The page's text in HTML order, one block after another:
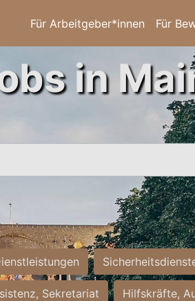
Für Arbeitgeber*innen Für
in
Sekretariat Hilfskräfte,